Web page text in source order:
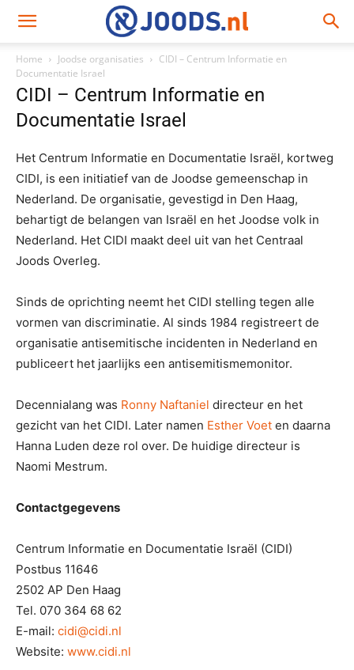
Home Joodse organisaties
CIDI – Centrum Informatie en
Documentatie Israel
CIDI – Centrum Informatie en
Documentatie Israel
Het Centrum Informatie en Documentatie Israël, kortweg
CIDI, is een initiatief van de Joodse gemeenschap in
Nederland. De organisatie, gevestigd in Den Haag,
behartigt de belangen van Israël en het Joodse volk in
Nederland. Het CIDI maakt deel uit van het Centraal
Joods Overleg.
Sinds de oprichting neemt het CIDI stelling tegen alle
vormen van discriminatie. Al sinds 1984 registreert de
organisatie antisemitische incidenten in Nederland en
publiceert het jaarlijks een antisemitismemonitor.
Decennialang was Ronny Naftaniel directeur en het
gezicht van het CIDI. Later namen Esther Voet en daarna
Hanna Luden deze rol over. De huidige directeur is
Naomi Mestrum.
Contactgegevens
Centrum Informatie en Documentatie Israël (CIDI)
Postbus 11646
2502 AP Den Haag
Tel. 070 364 68 62
E-mail: cidi@cidi.nl
Website: www.cidi.nl